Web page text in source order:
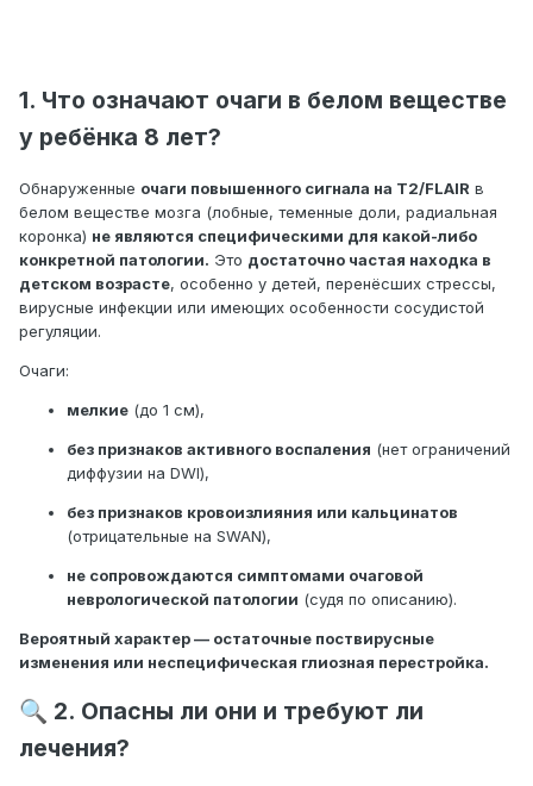
Фри контролировал углы захвата плацдарма.
Нормальный кровоток происходит в средних
При осмотре глазниц не было обнаружено
никаких патологических изменений.
Нормальная морфология и вентиляция
околоносовых пазух
полости и сосцевидные пузыри.
ВЫВОД
Линейное нарушение сигнала в плоскости
правой реснички
и еще 2-3 пятнистых очага на белом веществе
неспецифический характер. Соответственно,
клиническое течение предполагает
переоценку
1. Что означают очаги в белом веществе
у ребёнка 8 лет?
Обнаруженные очаги повышенного сигнала на T2/FLAIR в
белом веществе мозга (лобные, теменные доли, радиальная
коронка) не являются специфическими для какой-либо
конкретной патологии. Это достаточно частая находка в
детском возрасте, особенно у детей, перенёсших стрессы,
вирусные инфекции или имеющих особенности сосудистой
регуляции.
Очаги:
мелкие (до 1 см),
без признаков активного воспаления (нет ограничений
диффузии на DWI),
без признаков кровоизлияния или кальцинатов
(отрицательные на SWAN),
не сопровождаются симптомами очаговой
неврологической патологии (судя по описанию).
Вероятный характер — остаточные поствирусные
изменения или неспецифическая глиозная перестройка.
🔍 2. Опасны ли они и требуют ли
лечения?